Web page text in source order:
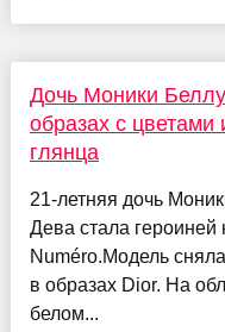
Дочь Моники
образах с
глянца
21-летняя дочь
Дева стала
Numéro.Модель
в образах Dior. На
белом...